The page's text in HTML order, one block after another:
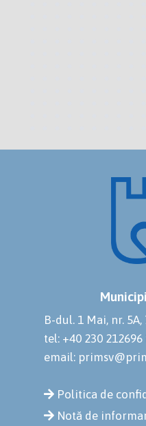
B-dul. 1 Mai, nr. 5A,
tel: +40 230 212696
email:
Politica de
Notă de